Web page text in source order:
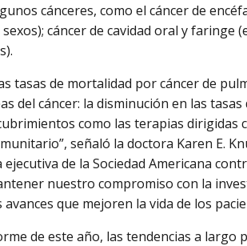
cánceres, como el cáncer de
cáncer de cavidad oral y faringe
tasas de mortalidad por cáncer de
del cáncer: la disminución en las
como las terapias dirigidas
señaló la doctora Karen E.
de la Sociedad Americana
nuestro compromiso con la
que mejoren la vida de los
de este año, las tendencias a largo